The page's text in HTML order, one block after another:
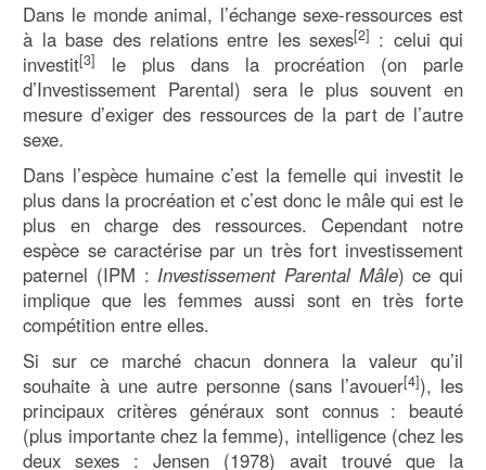
Dans le monde animal, l’échange sexe-ressources est
à la base des relations entre les sexes[2] : celui qui
investit[3]
le plus dans la procréation (on parle
d’Investissement Parental) sera le plus souvent en
mesure d’exiger des ressources de la part de l’autre
sexe.
Dans l’espèce humaine c’est la femelle qui investit le
plus dans la procréation et c’est donc le mâle qui est le
plus en charge des ressources. Cependant notre
espèce se caractérise par un très fort investissement
paternel (IPM : Investissement Parental Mâle) ce qui
implique que les femmes aussi sont en très forte
compétition entre elles.
Si sur ce marché chacun donnera la valeur qu’il
souhaite à une autre personne (sans l’avouer[4]), les
principaux critères généraux sont connus : beauté
(plus importante chez la femme), intelligence (chez les
deux sexes : Jensen (1978) avait trouvé que la